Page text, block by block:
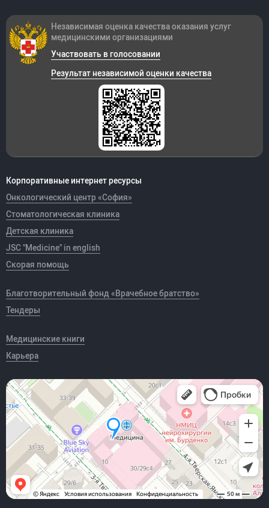
Корпоративные интернет ресурсы
Онкологический центр «София»
Стоматологическая клиника
Детская клиника
JSC "Medicine" in english
Скорая помощь
Благотворительный фонд «Врачебное братство»
Тендеры
Медицинские книги
Карьера
Независимая оценка качества оказания услуг
медицинскими организациями
Участвовать в голосовании
Результат независимой оценки качества